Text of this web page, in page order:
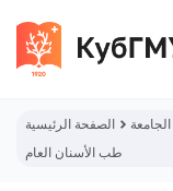
الصفحة الرئيسية الجامعة
طب الأسنان العام